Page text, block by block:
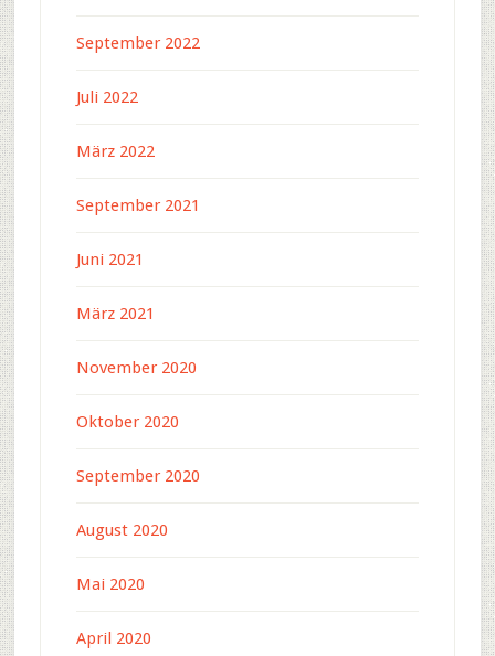
September 2022
Juli 2022
März 2022
September 2021
Juni 2021
März 2021
November 2020
Oktober 2020
September 2020
August 2020
Mai 2020
April 2020